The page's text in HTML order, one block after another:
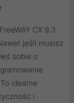
CX 9.3
jeśli musisz
sobie o
idealne
i